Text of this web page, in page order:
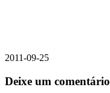
2011-09-25
Deixe um comentário